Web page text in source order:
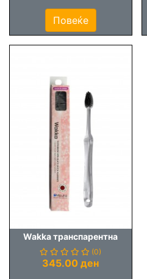
Повеќе
Wakka транспарентна
(0)
345.00 ден